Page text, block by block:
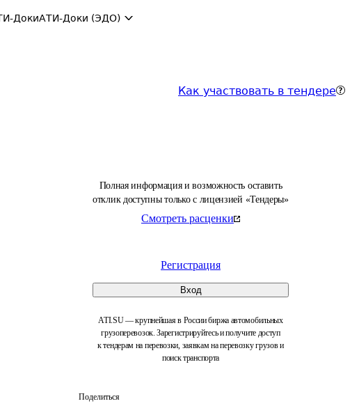
ДокиАТИ-Доки (ЭДО)
Как участвовать в тендере
Полная информация и возможность оставить
отклик доступны только с лицензией «Тендеры»
Смотреть расценки
Регистрация
Вход
ATI.SU — крупнейшая в России биржа автомобильных
грузоперевозок. Зарегистрируйтесь и получите доступ
к тендерам на перевозки, заявкам на перевозку грузов и
поиск транспорта
Поделиться